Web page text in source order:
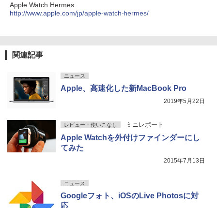
Apple Watch Hermes
http://www.apple.com/jp/apple-watch-hermes/
関連記事
ニュース
Apple、高速化した新MacBook Pro
2019年5月22日
レビュー・使いこなし ミニレポート
Apple Watchを外付けファインダーにし
てみた
2015年7月13日
ニュース
Googleフォト、iOSのLive Photosに対
応